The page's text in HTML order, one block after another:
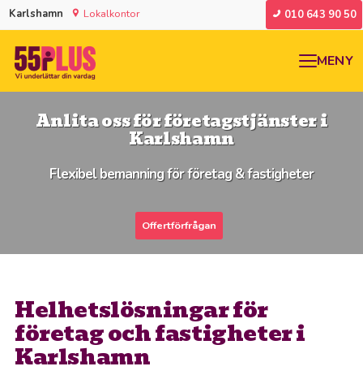
Karlshamn Lokalkontor 010 643 90 50
MENY
Anlita oss för företagstjänster i
Karlshamn
Flexibel bemanning för företag & fastigheter
Offertförfrågan
Helhetslösningar för
företag och fastigheter i
Karlshamn